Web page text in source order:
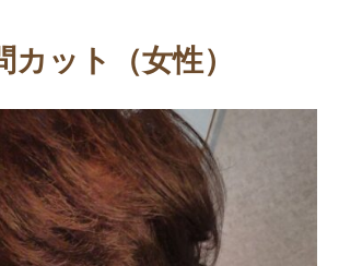
カット（女性）